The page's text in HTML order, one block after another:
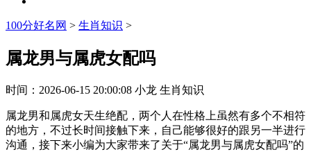
100分好名网 > 生肖知识 >
属龙男与属虎女配吗
时间： 2026-06-15 20:00:08 小龙 生肖知识
属龙男和属虎女天生绝配，两个人在性格上虽然有多个不相符
的地方，不过长时间接触下来，自己能够很好的跟另一半进行
沟通，接下来小编为大家带来了关于“属龙男与属虎女配吗”的